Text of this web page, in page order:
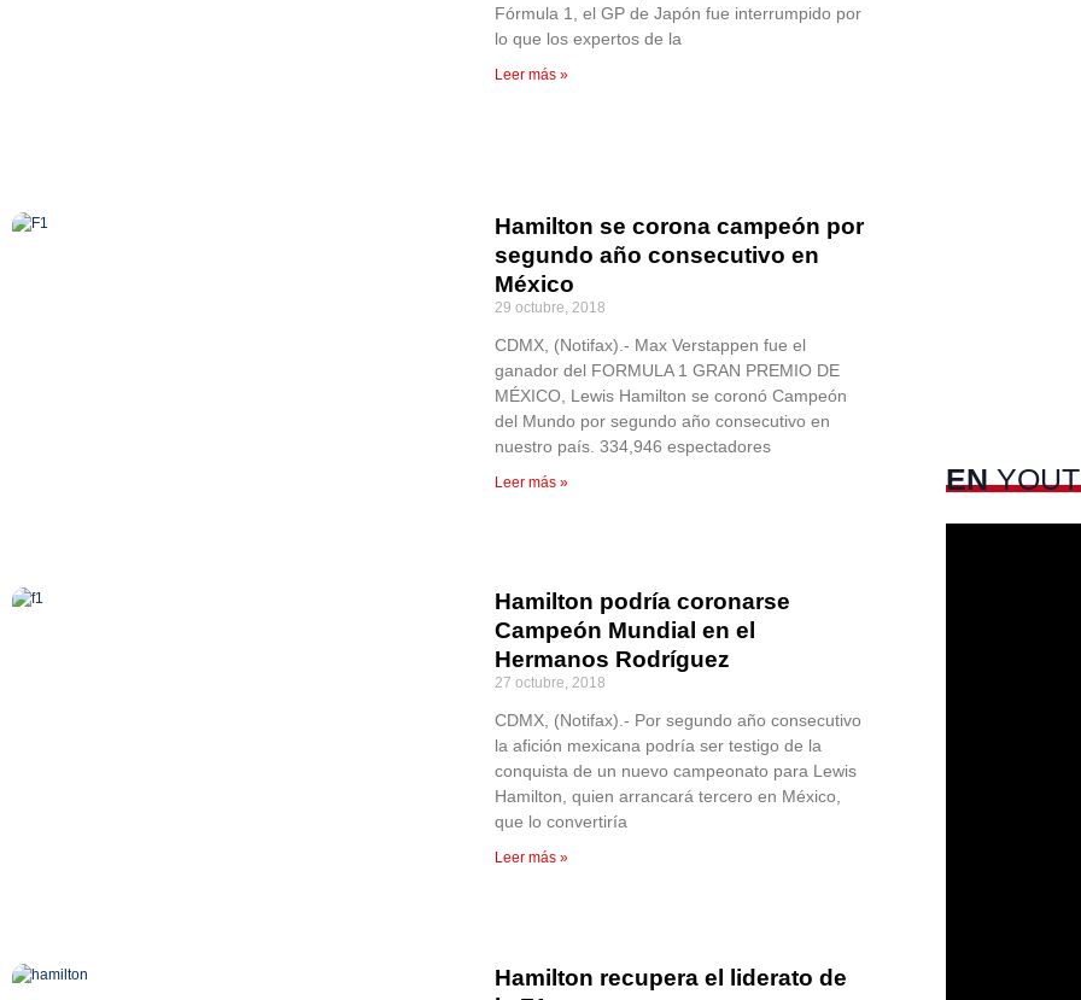
Fórmula 1, el GP de Japón fue interrumpido por
lo que los expertos de la
Leer más »
Hamilton se corona campeón por
segundo año consecutivo en
México
29 octubre, 2018
CDMX, (Notifax).- Max Verstappen fue el
ganador del FORMULA 1 GRAN PREMIO DE
MÉXICO, Lewis Hamilton se coronó Campeón
del Mundo por segundo año consecutivo en
nuestro país. 334,946 espectadores
Leer más »
Hamilton podría coronarse
Campeón Mundial en el
Hermanos Rodríguez
27 octubre, 2018
CDMX, (Notifax).- Por segundo año consecutivo
la afición mexicana podría ser testigo de la
conquista de un nuevo campeonato para Lewis
Hamilton, quien arrancará tercero en México,
que lo convertiría
Leer más »
Hamilton recupera el liderato de
EN